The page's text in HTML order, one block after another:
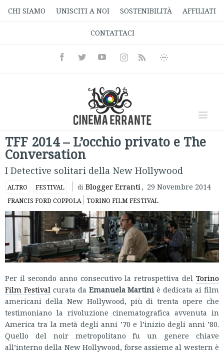
CHI SIAMO UNISCITI A NOI SOSTENIBILITÀ AFFILIATI
CONTATTACI
FacebookTwitterYoutubeInstagramRss
Informativa
TFF 2014 – L’occhio privato e The
Conversation
I Detective solitari della New Hollywood
ALTRO FESTIVAL di Blogger Erranti, 29 Novembre 2014
FRANCIS FORD COPPOLA TORINO FILM FESTIVAL
Per il secondo anno consecutivo la retrospettiva del Torino
Film Festivalcurata da Emanuela Martini è dedicata ai film
americani della New Hollywood, più di trenta opere che
testimoniano la rivoluzione cinematografica avvenuta in
America tra la metà degli anni ’70 e l’inizio degli anni ’80.
Quello del noir metropolitano fu un genere chiave
all’interno della New Hollywood, forse assieme al western è